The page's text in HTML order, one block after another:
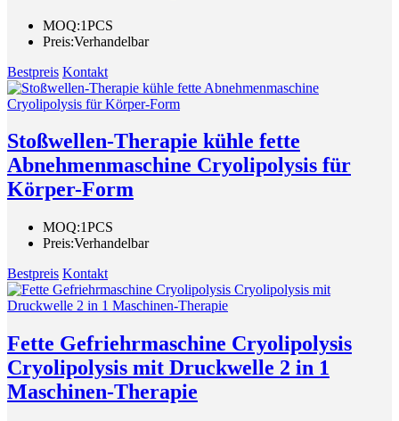
MOQ:1PCS
Preis:Verhandelbar
Bestpreis Kontakt
Stoßwellen-Therapie kühle fette
Abnehmenmaschine Cryolipolysis für
Körper-Form
MOQ:1PCS
Preis:Verhandelbar
Bestpreis Kontakt
Fette Gefriehrmaschine Cryolipolysis
Cryolipolysis mit Druckwelle 2 in 1
Maschinen-Therapie